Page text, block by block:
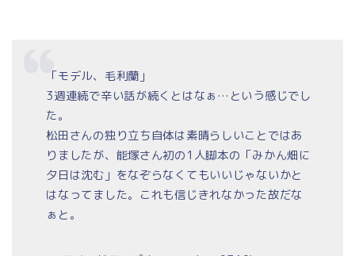
「モデル、毛利蘭」
3週連続で辛い話が続くとはなぁ…という感じでし
た。
松田さんの独り立ち自体は素晴らしいことではあ
りましたが、能塚さん初の1人脚本の「みかん畑に
夕日は沈む」をなぞらなくてもいいじゃないかと
はなってました。これも信じきれなかった故だな
ぁと。